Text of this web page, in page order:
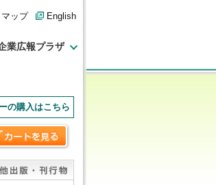
ップ English
業広報プラザ
の購入はこちら